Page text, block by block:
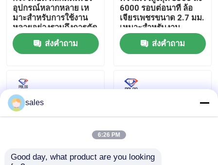
ควบคุมคุณภาพ
ติดต่อเรา
ขออ้าง
ล้อเจียรไฟฟ้า
อุปกรณ์หลากหลาย เห
มาะสําหรับการใช้งาน
หลายอย่างรวมถึงการตัด
กระจกและหิน
ส่งคำถาม
6000 รอบต่อนาที ล้อ
เจียรเพชรขนาด 2.7 มม.
เหมาะสำหรับงาน
อุตสาหกรรม
ส่งคำถาม
sales
6:26 PM
Good day, what product are you looking